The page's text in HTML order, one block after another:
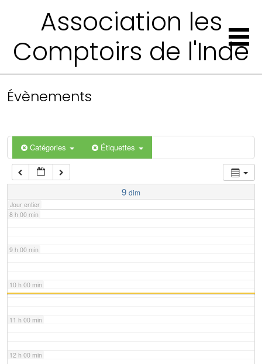
Association les
Comptoirs de l'Inde
Évènements
Catégories Étiquettes
9 dim
Jour entier
4 h 00 min
6 h 00 min
7 h 00 min
8 h 00 min
9 h 00 min
10 h 00 min
11 h 00 min
12 h 00 min